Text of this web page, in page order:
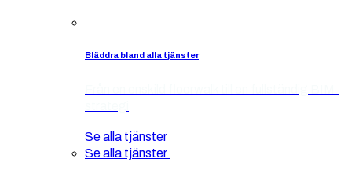
Bläddra bland alla tjänster
Se alla tjänster
Se alla tjänster